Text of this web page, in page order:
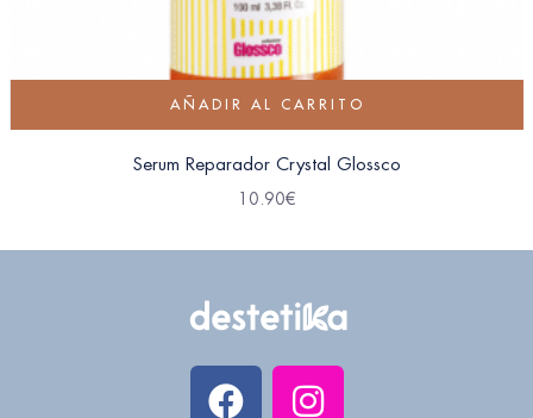
AÑADIR AL CARRITO
Serum Reparador Crystal Glossco
10.90€